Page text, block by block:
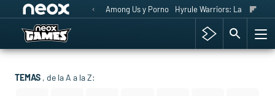
Among Us y Porno Hyrule Warriors: La Era del
TEMAS , de la A a la Z: